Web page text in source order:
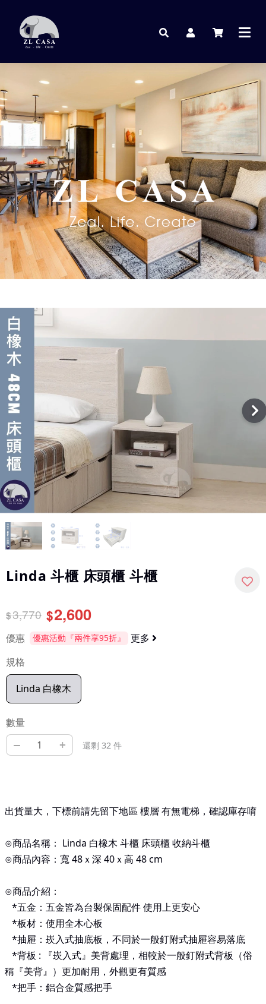
Linda 斗櫃 床頭櫃 斗櫃
$3,770 $2,600
優惠 優惠活動『兩件享95折』
更多
規格
Linda 白橡木
數量
– + 還剩 32 件
出貨量大，下標前請先留下地區 樓層 有無電梯，確認庫存唷
⊙商品名稱： Linda 白橡木 斗櫃 床頭櫃 收納斗櫃
⊙商品內容：寬 48ｘ深 40ｘ高 48cm
⊙商品介紹：
*五金：五金皆為台製保固配件 使用上更安心
*板材：使用全木心板
*抽屜：崁入式抽底板，不同於一般釘附式抽屜容易落底
*背板 :
『崁入式』美背處理，相較於一般釘附式背板（俗
稱『美背』）更加耐用，外觀更有質感
*把手：鋁合金質感把手